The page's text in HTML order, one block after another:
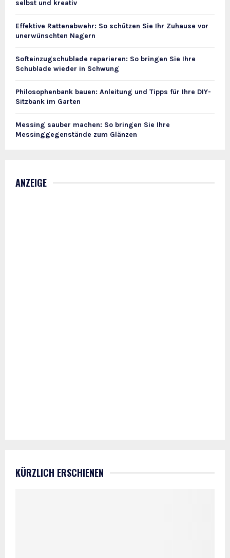
selbst und kreativ
Effektive Rattenabwehr: So schützen Sie Ihr Zuhause vor
unerwünschten Nagern
Softeinzugschublade reparieren: So bringen Sie Ihre
Schublade wieder in Schwung
Philosophenbank bauen: Anleitung und Tipps für Ihre DIY-
Sitzbank im Garten
Messing sauber machen: So bringen Sie Ihre
Messinggegenstände zum Glänzen
ANZEIGE
KÜRZLICH ERSCHIENEN